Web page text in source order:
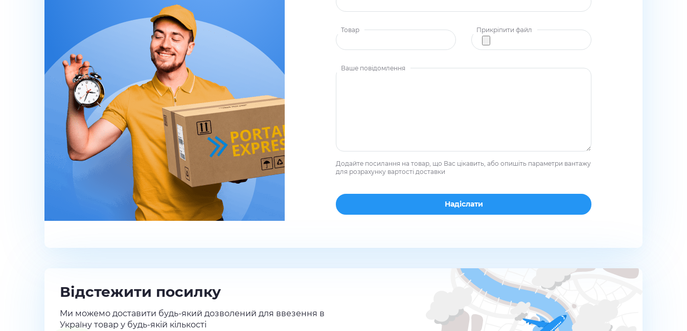
Товар Прикріпити файл
Ваше повідомлення
Додайте посилання на товар, що Вас цікавить, або опишіть параметри вантажу
для розрахунку вартості доставки
Відстежити посилку
Ми можемо доставити будь-який дозволений для ввезення в
Україну товар у будь-якій кількості